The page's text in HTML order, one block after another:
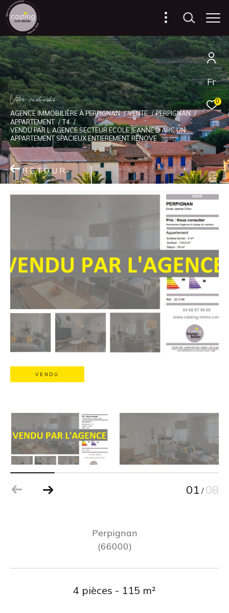
Fr
0
Vore recece
AGENCE IMMOBILIÈRE À PERPIGNAN VENTE
PERPIGNAN
APPARTEMENT
T4
VENDU PAR L AGENCE SECTEUR ECOLE JEANNE D ARC UN
APPARTEMENT SPACIEUX ENTIEREMENT RENOVE
RETOUR
VENDU
01 / 08
Perpignan
(66000)
4 pièces - 115 m²